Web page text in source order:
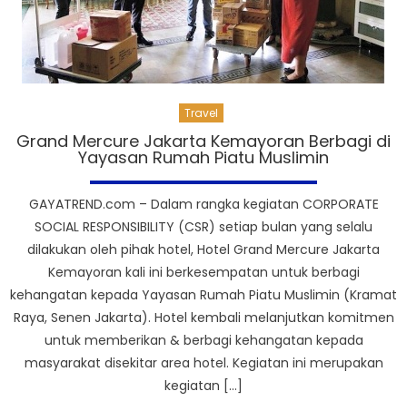
Travel
Grand Mercure Jakarta Kemayoran Berbagi di
Yayasan Rumah Piatu Muslimin
GAYATREND.com – Dalam rangka kegiatan CORPORATE
SOCIAL RESPONSIBILITY (CSR) setiap bulan yang selalu
dilakukan oleh pihak hotel, Hotel Grand Mercure Jakarta
Kemayoran kali ini berkesempatan untuk berbagi
kehangatan kepada Yayasan Rumah Piatu Muslimin (Kramat
Raya, Senen Jakarta). Hotel kembali melanjutkan komitmen
untuk memberikan & berbagi kehangatan kepada
masyarakat disekitar area hotel. Kegiatan ini merupakan
kegiatan […]